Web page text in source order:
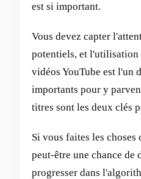
est si important.
Vous devez capter
potentiels, et l'utilisation
vidéos YouTube est l'un
importants pour y
titres sont les deux clés
Si vous faites les choses
peut-être une chance de
progresser dans